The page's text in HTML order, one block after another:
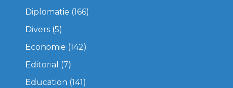
Diplomatie (166)
Divers(5)
Economie (142)
Editorial (7)
Education (141)